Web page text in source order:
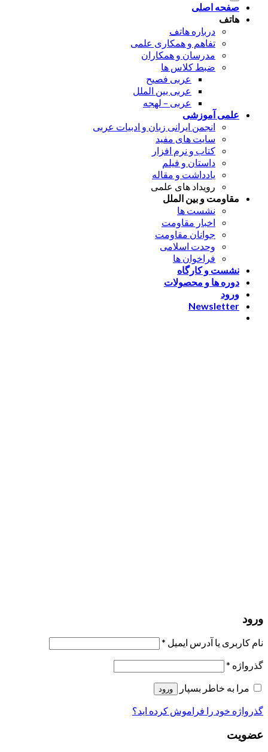
صفحه اصلی
هاتف
درباره هاتف
تفاهم و همکاری علمی
مدرسان و همکاران
ضبط کلاس ها
عربی فصیح
عربی بین الملل
عربی – لهجه
علمی آموزشی
انجمن ایرانی زبان و ادبیات عربی
سایت های مفید
کتاب و نرم افزار
داستان و فیلم
یادداشت و مقاله
رویداد های علمی
مقاومت و بین الملل
نشست ها
اخبار مقاومت
جوانان مقاومت
وحدت اسلامی
فراخوان ها
نشست و کارگاه
دوره ها و محصولات
ورود
Newsletter
ورود
نام کاربری یا آدرس ایمیل *
گذرواژه *
مرا به خاطر بسپار
ورود
گذرواژه خود را فراموش کرده اید؟
عضویت